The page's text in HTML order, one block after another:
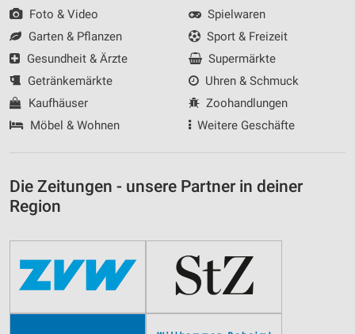
Foto & Video
Garten & Pflanzen
Gesundheit & Ärzte
Getränkemärkte
Kaufhäuser
Möbel & Wohnen
Spielwaren
Sport & Freizeit
Supermärkte
Uhren & Schmuck
Zoohandlungen
Weitere Geschäfte
Die Zeitungen - unsere Partner in deiner
Region